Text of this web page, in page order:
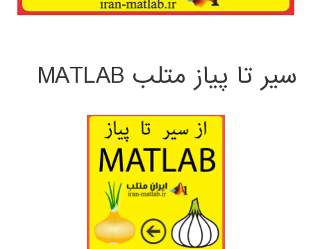
سیر تا پیاز متلب MATLAB